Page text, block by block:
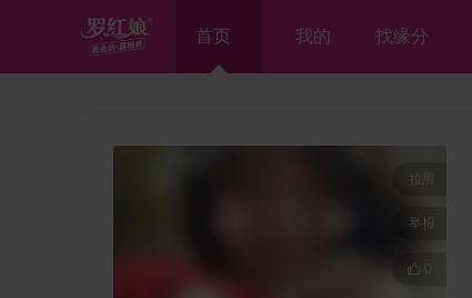
首页 我的 找缘分
拉黑
举报
